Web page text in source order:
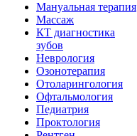
Мануальная терапия
Массаж
КТ диагностика
зубов
Неврология
Озонотерапия
Отоларингология
Офтальмология
Педиатрия
Проктология